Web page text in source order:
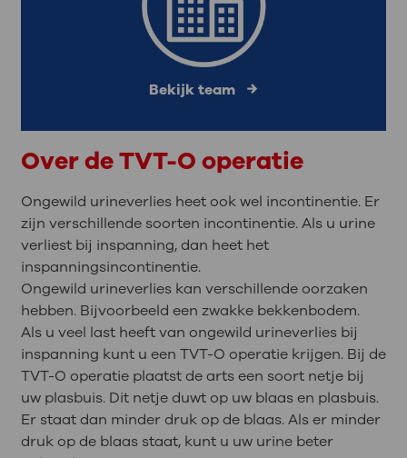
Bekijk team
Over de TVT-O operatie
Ongewild urineverlies heet ook wel incontinentie. Er
zijn verschillende soorten incontinentie. Als u urine
verliest bij inspanning, dan heet het
inspanningsincontinentie.
Ongewild urineverlies kan verschillende oorzaken
hebben. Bijvoorbeeld een zwakke bekkenbodem.
Als u veel last heeft van ongewild urineverlies bij
inspanning kunt u een TVT-O operatie krijgen. Bij de
TVT-O operatie plaatst de arts een soort netje bij
uw plasbuis. Dit netje duwt op uw blaas en plasbuis.
Er staat dan minder druk op de blaas. Als er minder
druk op de blaas staat, kunt u uw urine beter